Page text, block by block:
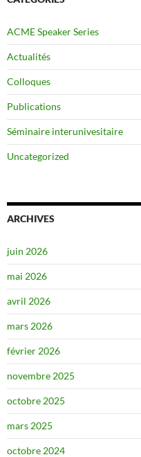
ACME Speaker Series
Actualités
Colloques
Publications
Séminaire interunivesitaire
Uncategorized
ARCHIVES
juin 2026
mai 2026
avril 2026
mars 2026
février 2026
novembre 2025
octobre 2025
mars 2025
octobre 2024